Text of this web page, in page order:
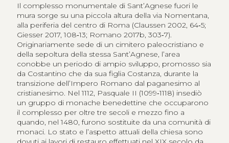
Il complesso monumentale di Sant’Agnese fuori le
mura sorge su una piccola altura della via Nomentana,
alla periferia del centro di Roma (Claussen 2002, 64‑5;
Giesser 2017, 108‑13; Romano 2017b, 303‑7).
Originariamente sede di un cimitero paleocristiano e
della sepoltura della stessa Sant’Agnese, l’area
conobbe un periodo di ampio sviluppo, promosso sia
da Costantino che da sua figlia Costanza, durante la
transizione dell’Impero Romano dal paganesimo al
cristianesimo. Nel 1112, Pasquale II (1099‑1118) insediò
un gruppo di monache benedettine che occuparono
il complesso per oltre tre secoli e mezzo fino a
quando, nel 1480, furono sostituite da una comunità di
monaci. Lo stato e l’aspetto attuali della chiesa sono